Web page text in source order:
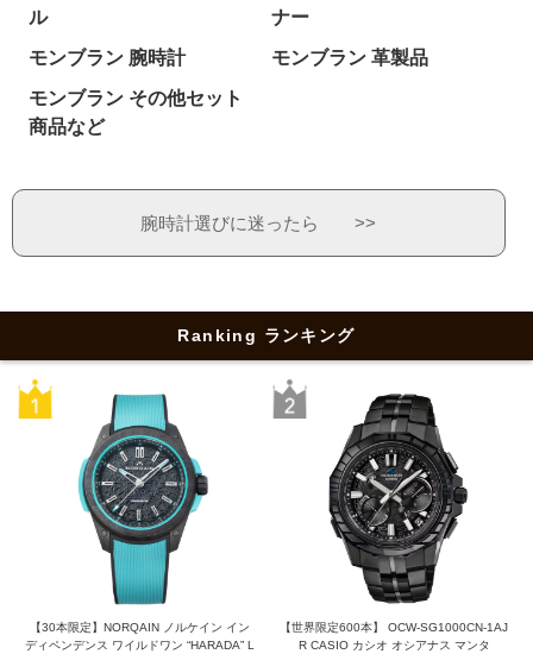
ル
ナー
モンブラン 腕時計
モンブラン 革製品
モンブラン その他セット
商品など
腕時計選びに迷ったら >>
Ranking ランキング
【30本限定】NORQAIN ノルケイン イン
ディペンデンス ワイルドワン “HARADA” L
【世界限定600本】 OCW-SG1000CN-1AJ
R CASIO カシオ オシアナス マンタ